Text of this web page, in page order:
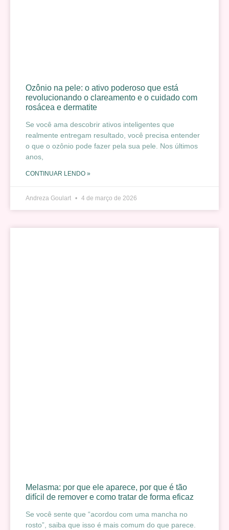
Ozônio na pele: o ativo poderoso que está
revolucionando o clareamento e o cuidado com
rosácea e dermatite
Se você ama descobrir ativos inteligentes que
realmente entregam resultado, você precisa entender
o que o ozônio pode fazer pela sua pele. Nos últimos
anos,
CONTINUAR LENDO »
Andreza Goulart 4 de março de 2026
Melasma: por que ele aparece, por que é tão
difícil de remover e como tratar de forma eficaz
Se você sente que “acordou com uma mancha no
rosto”, saiba que isso é mais comum do que parece.